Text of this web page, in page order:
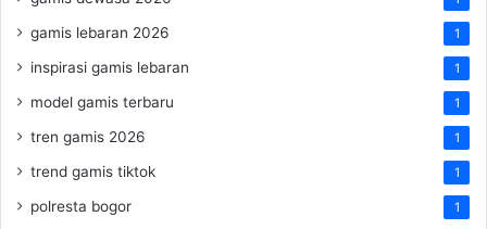
gamis lebaran 2026 1
inspirasi gamis lebaran 1
model gamis terbaru 1
tren gamis 2026 1
trend gamis tiktok 1
polresta bogor 1